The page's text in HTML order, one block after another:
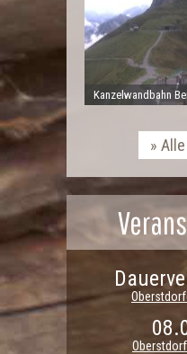
Kanzelwandbahn